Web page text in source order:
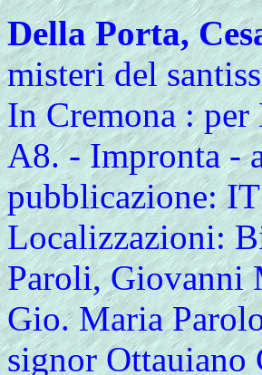
Della Porta,
misteri del
In Cremona :
A8. - Impronta -
pubblicazione:
Localizzazioni:
Paroli, Giovanni
Gio. Maria
signor Ottauiano